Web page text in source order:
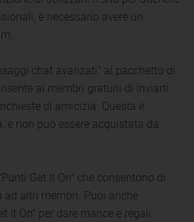
è necessario avere un
chat avanzati" al pacchetto di
ai membri gratuiti di inviarti
di amicizia. Questa è
e non può essere acquistata da
Get It On" che consentono di
ad altri membri. Puoi anche
It On" per dare mance e regali